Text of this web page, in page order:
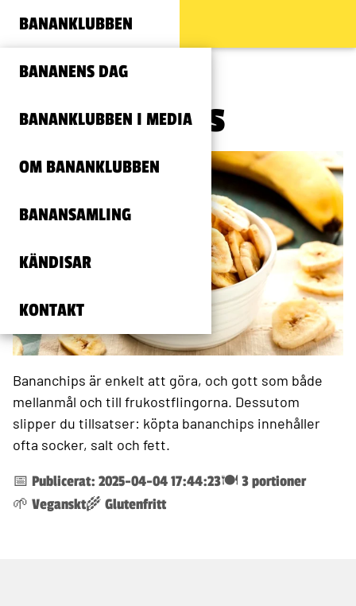
BANANKLUBBEN
BANANENS DAG
BANANKLUBBEN I MEDIA
OM BANANKLUBBEN
BANANSAMLING
KÄNDISAR
KONTAKT
Bananchips
Bananchips är enkelt att göra, och gott som både
mellanmål och till frukostflingorna. Dessutom
slipper du tillsatser: köpta bananchips innehåller
ofta socker, salt och fett.
📅 Publicerat: 2025-04-04 17:44:23🍽️ 3 portioner
🌱 Veganskt🌾 Glutenfritt